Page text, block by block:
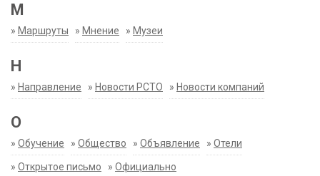
М
» Маршруты » Мнение » Музеи
Н
» Направление » Новости РСТО » Новости компаний
О
» Обучение » Общество » Объявление » Отели
» Открытое письмо » Официально